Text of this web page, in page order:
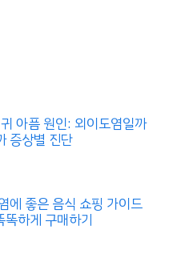
아픔 원인: 외이도염일까
증상별 진단
에 좋은 음식 쇼핑 가이드
하게 구매하기